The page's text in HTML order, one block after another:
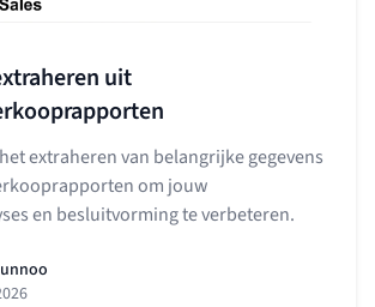
uit
extraheren van belangrijke gegevens
om jouw
en besluitvorming te verbeteren.